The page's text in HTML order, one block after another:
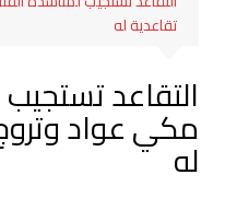
تقاعدية له
التقاعد
مكي عواد
له